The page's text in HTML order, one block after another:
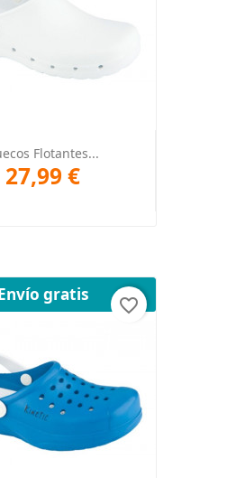
Flotantes...
27,99 €
gratis
favorite_border